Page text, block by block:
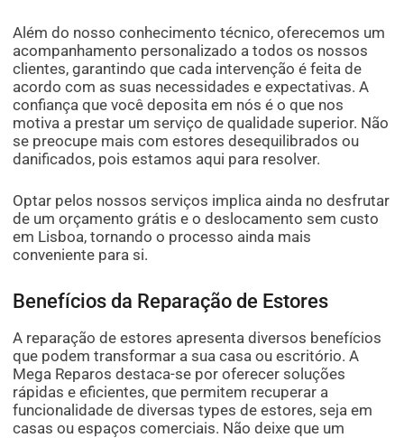
Além do nosso conhecimento técnico, oferecemos um
acompanhamento personalizado a todos os nossos
clientes, garantindo que cada intervenção é feita de
acordo com as suas necessidades e expectativas. A
confiança que você deposita em nós é o que nos
motiva a prestar um serviço de qualidade superior. Não
se preocupe mais com estores desequilibrados ou
danificados, pois estamos aqui para resolver.
Optar pelos nossos serviços implica ainda no desfrutar
de um orçamento grátis e o deslocamento sem custo
em Lisboa, tornando o processo ainda mais
conveniente para si.
Benefícios da Reparação de Estores
A reparação de estores apresenta diversos benefícios
que podem transformar a sua casa ou escritório. A
Mega Reparos destaca-se por oferecer soluções
rápidas e eficientes, que permitem recuperar a
funcionalidade de diversas types de estores, seja em
casas ou espaços comerciais. Não deixe que um